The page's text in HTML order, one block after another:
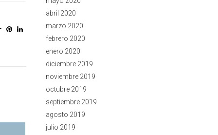
abril 2020
marzo 2020
febrero 2020
enero 2020
diciembre 2019
noviembre 2019
octubre 2019
septiembre 2019
agosto 2019
julio 2019